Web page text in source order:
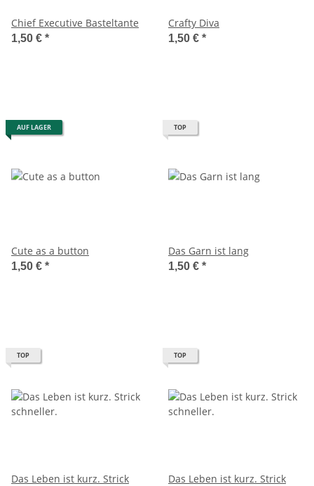
Chief Executive Basteltante
1,50 € *
Crafty Diva
1,50 € *
AUF LAGER
Cute as a button
1,50 € *
TOP
Das Garn ist lang
1,50 € *
TOP
Das Leben ist kurz. Strick
TOP
Das Leben ist kurz. Strick